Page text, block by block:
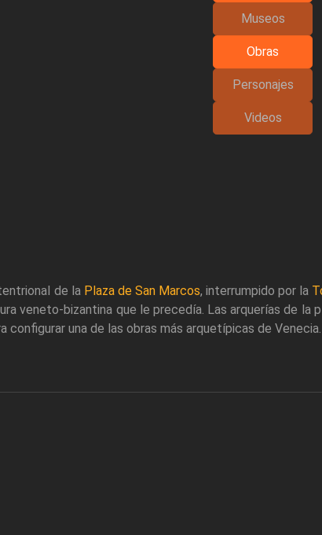
Museos
Obras
Personajes
Videos
de la Plaza de San Marcos, interrumpido por la
veneto-bizantina que le precedía. Las arquerías de la
una de las obras más arquetípicas de Venecia.